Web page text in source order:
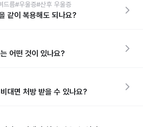
드름#우울증#산후 우울증
같이 복용해도 되나요?
어떤 것이 있나요?
대면 처방 받을 수 있나요?